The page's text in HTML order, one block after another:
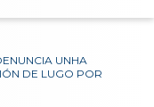
UNHA
DE LUGO POR